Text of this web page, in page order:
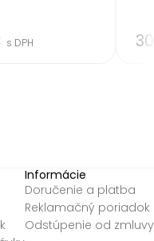
s DPH
Informácie
Doručenie a platba
Reklamačný poriadok
Odstúpenie od zmluvy